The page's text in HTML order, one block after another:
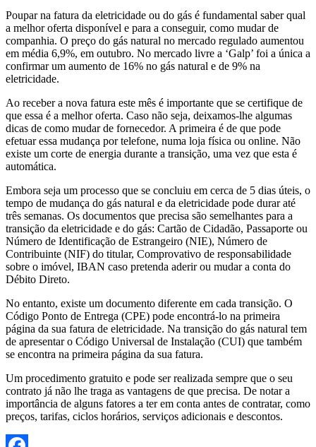
Poupar na fatura da eletricidade ou do gás é fundamental saber qual
a melhor oferta disponível e para a conseguir, como mudar de
companhia. O preço do gás natural no mercado regulado aumentou
em média 6,9%, em outubro. No mercado livre a ‘Galp’ foi a única a
confirmar um aumento de 16% no gás natural e de 9% na
eletricidade.
Ao receber a nova fatura este mês é importante que se certifique de
que essa é a melhor oferta. Caso não seja, deixamos-lhe algumas
dicas de como mudar de fornecedor. A primeira é de que pode
efetuar essa mudança por telefone, numa loja física ou online. Não
existe um corte de energia durante a transição, uma vez que esta é
automática.
Embora seja um processo que se concluiu em cerca de 5 dias úteis, o
tempo de mudança do gás natural e da eletricidade pode durar até
três semanas. Os documentos que precisa são semelhantes para a
transição da eletricidade e do gás: Cartão de Cidadão, Passaporte ou
Número de Identificação de Estrangeiro (NIE), Número de
Contribuinte (NIF) do titular, Comprovativo de responsabilidade
sobre o imóvel, IBAN caso pretenda aderir ou mudar a conta do
Débito Direto.
No entanto, existe um documento diferente em cada transição. O
Código Ponto de Entrega (CPE) pode encontrá-lo na primeira
página da sua fatura de eletricidade. Na transição do gás natural tem
de apresentar o Código Universal de Instalação (CUI) que também
se encontra na primeira página da sua fatura.
Um procedimento gratuito e pode ser realizada sempre que o seu
contrato já não lhe traga as vantagens de que precisa. De notar a
importância de alguns fatores a ter em conta antes de contratar, como
preços, tarifas, ciclos horários, serviços adicionais e descontos.